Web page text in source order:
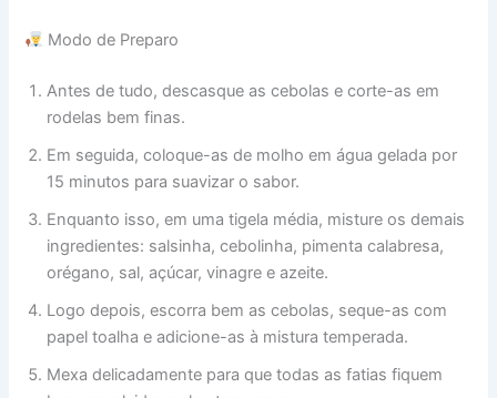
Modo de Preparo
Antes de tudo, descasque as cebolas e corte-as em
rodelas bem finas.
Em seguida, coloque-as de molho em água gelada por
15 minutos para suavizar o sabor.
Enquanto isso, em uma tigela média, misture os demais
ingredientes: salsinha, cebolinha, pimenta calabresa,
orégano, sal, açúcar, vinagre e azeite.
Logo depois, escorra bem as cebolas, seque-as com
papel toalha e adicione-as à mistura temperada.
Mexa delicadamente para que todas as fatias fiquem